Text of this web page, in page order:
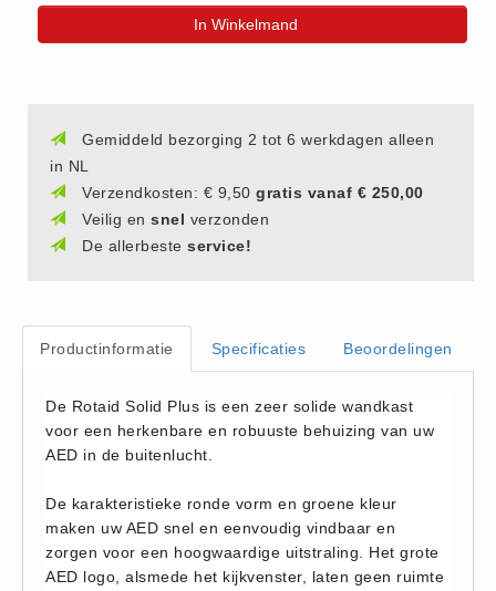
AED apparaten (11)
ACTIE
AED apparaten (11)
AED batterijen (12)
AED binnen - buiten kasten (11)
AED elektroden (18)
AED trainers (14)
BHV kasten (5)
BHV Kleding
BHV middelen
Evacuatie - Zaklampen (0)
In Winkelmand
Gemiddeld bezorging 2 tot 6 werkdagen alleen
in NL
Verzendkosten: € 9,50 gratis vanaf € 250,00
Veilig en snel verzonden
De allerbeste service!
Productinformatie Specificaties Beoordelingen
De Rotaid Solid Plus is een zeer solide wandkast
voor een herkenbare en robuuste behuizing van uw
AED in de buitenlucht.
De karakteristieke ronde vorm en groene kleur
maken uw AED snel en eenvoudig vindbaar en
zorgen voor een hoogwaardige uitstraling. Het grote
AED logo, alsmede het kijkvenster, laten geen ruimte